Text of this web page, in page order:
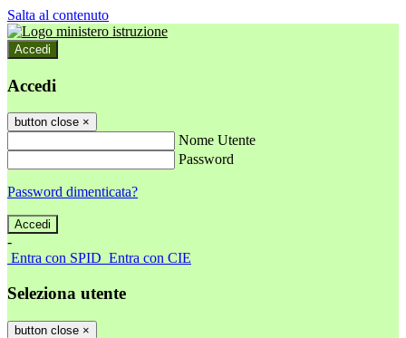
Salta al contenuto
Accedi
Accedi
button close ×
Nome Utente
Password
Password dimenticata?
-
Entra con SPID Entra con CIE
Seleziona utente
button close ×